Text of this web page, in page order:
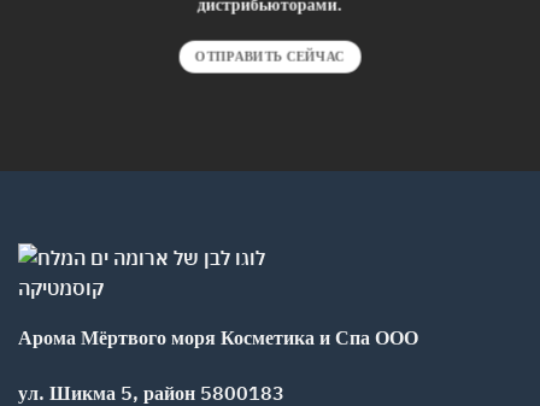
ОТПРАВИТЬ СЕЙЧАС
Арома Мёртвого моря Косметика и Спа ООО
ул. Шикма 5, район 5800183